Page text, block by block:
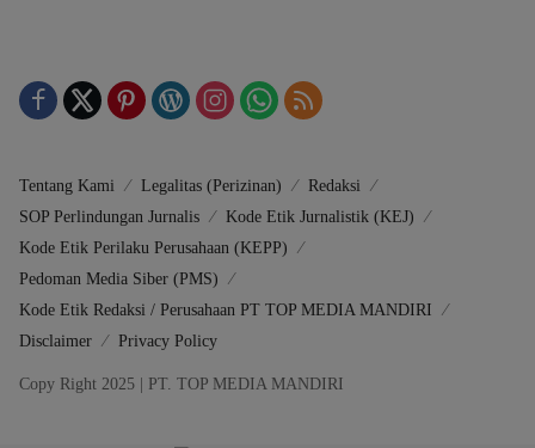
Tentang Kami Legalitas (Perizinan)
Redaksi
SOP Perlindungan Jurnalis
Kode Etik Jurnalistik (KEJ)
Kode Etik Perilaku Perusahaan (KEPP)
Pedoman Media Siber (PMS)
Kode Etik Redaksi / Perusahaan PT TOP MEDIA MANDIRI
Disclaimer
Privacy Policy
Copy Right 2025 | PT. TOP MEDIA MANDIRI